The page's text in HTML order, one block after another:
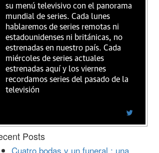
su menú televisivo con el panorama
mundial de series. Cada lunes
hablaremos de series remotas ni
estadounidenses ni británicas, no
estrenadas en nuestro país. Cada
miércoles de series actuales
estrenadas aquí y los viernes
recordamos series del pasado de la
televisión
Posts
Cuatro bodas y un funeral : una